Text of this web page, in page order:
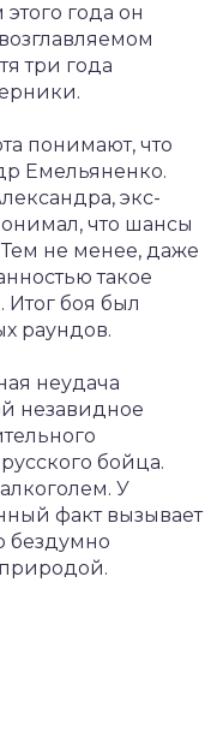
года он
три года
понимают, что
Емельяненко.
экс-
что шансы
не менее, даже
такое
Итог боя был
раундов.
неудача
незавидное
бойца.
У
факт вызывает
бездумно
природой.